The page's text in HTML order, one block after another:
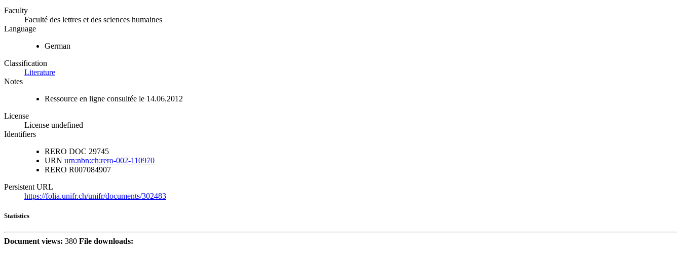
Faculty
Faculté des lettres et des sciences humaines
Language
German
Classification
Literature
Notes
Ressource en ligne consultée le 14.06.2012
License
License undefined
Identifiers
RERO DOC 29745
URN urn:nbn:ch:rero-002-110970
RERO R007084907
Persistent URL
https://folia.unifr.ch/unifr/documents/302483
Statistics
Document views: 380 File downloads: